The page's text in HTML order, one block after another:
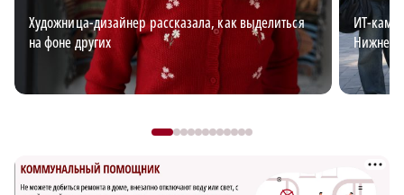
Художница-дизайнер рассказала, как выделиться
на фоне других
ИТ-
Нижнем